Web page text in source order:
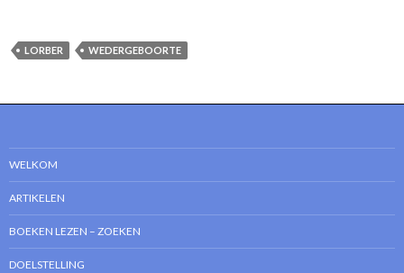
LORBER WEDERGEBOORTE
WELKOM
ARTIKELEN
BOEKEN LEZEN – ZOEKEN
DOELSTELLING